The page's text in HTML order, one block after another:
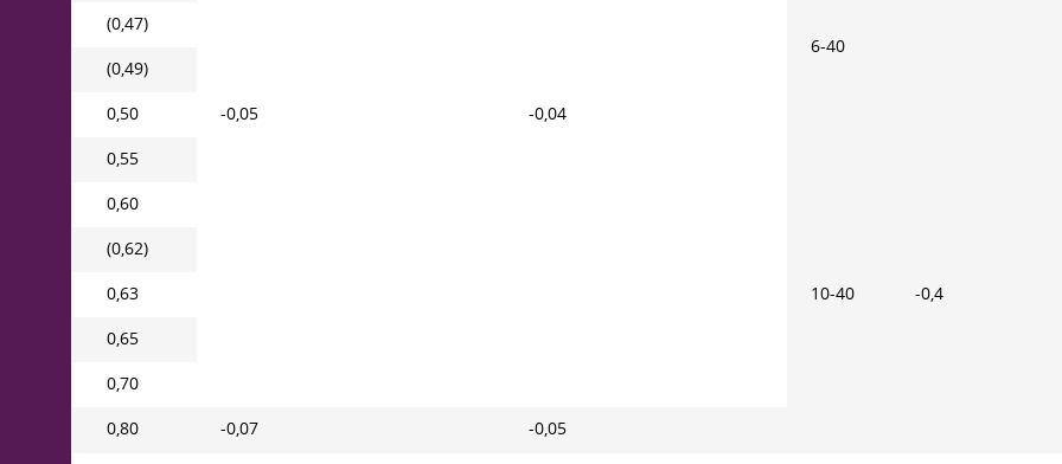
-0,05 -0,04
6-40
(0,47)
(0,49)
0,50
0,55
10-40 -0,4
0,60
(0,62)
0,63
0,65
0,70
0,80 -0,07 -0,05